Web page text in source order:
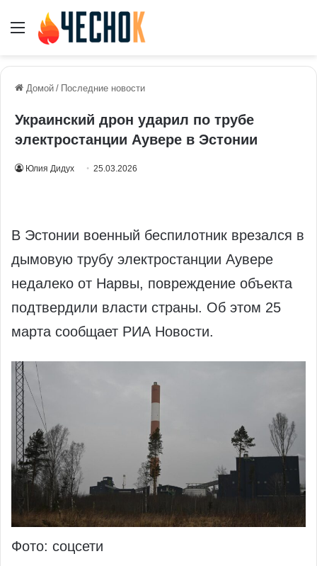
Меню
Домой / Последние новости
Украинский дрон ударил по трубе
электростанции Аувере в Эстонии
Юлия Дидух 25.03.2026
В Эстонии военный беспилотник врезался в
дымовую трубу электростанции Аувере
недалеко от Нарвы, повреждение объекта
подтвердили власти страны. Об этом 25
марта сообщает РИА Новости.
Фото: соцсети